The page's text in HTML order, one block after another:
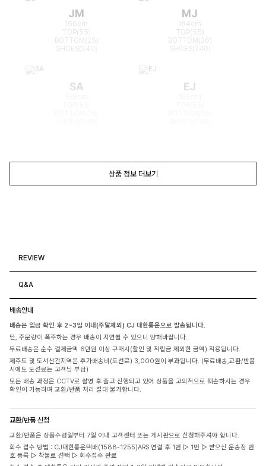
JM
166cm
TOP(55)
BOTTOM(25)
MJ
164cm
TOP(55)
BOTTOM(26)
SA EJ
상품 정보 더보기
REVIEW
Q&A
배송안내
배송은 입금 확인 후 2~3일 이내(주말제외) CJ 대한통운으로 발송됩니다.
단, 주문량이 폭주하는 경우 배송이 지연될 수 있으니 양해바랍니다.
무료배송은 순수 결제금액 6만원 이상 구매시(할인 및 적립금 제외한 금액) 적용됩니다.
제주도 및 도서산간지역은 추가배송비(도선료) 3,000원이 부과됩니다. (무료배송,교환/반품
시에도 도선료는 고객님 부담)
모든 배송 과정은 CCTV로 촬영 후 출고 진행되고 있어 상품을 고의적으로 훼손하시는 경우
확인이 가능하며 교환/반품 처리 절대 불가합니다.
교환/반품 신청
교환/반품은 상품수령일부터 7일 이내 고객센터 또는 게시판으로 신청해주셔야 합니다.
회수 접수 방법 : CJ대한통운택배(1588-1255)ARS 연결 후 1번 ▷ 1번 ▷ 받으신 운송장 번
호 등록 ▷ 착불로 선택 ▷ 회수접수 완료